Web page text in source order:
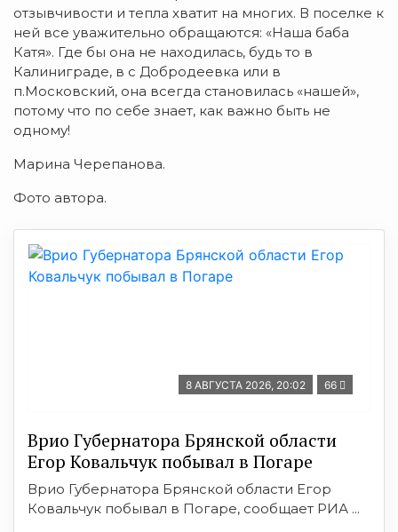
отзывчивости и тепла хватит на многих. В поселке к
ней все уважительно обращаются: «Наша баба
Катя». Где бы она не находилась, будь то в
Калиниграде, в с Добродеевка или в
п.Московский, она всегда становилась «нашей»,
потому что по себе знает, как важно быть не
одному!
Марина Черепанова.
Фото автора.
8 АВГУСТА 2026, 20:02 66
Врио Губернатора Брянской области
Егор Ковальчук побывал в Погаре
Врио Губернатора Брянской области Егор
Ковальчук побывал в Погаре, сообщает РИА ...